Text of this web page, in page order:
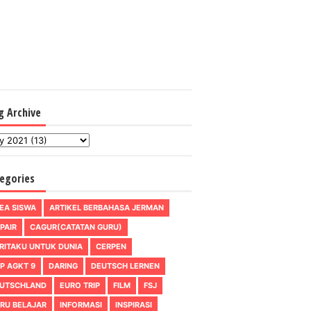
Archive
SISWA
ARTIKEL BERBAHASA JERMAN
CAGUR(CATATAN GURU)
UNTUK DUNIA
CERPEN
AGKT 9
DARING
DEUTSCH LERNEN
EURO TRIP FILM
FSJ
BELAJAR
INFORMASI
INSPIRASI